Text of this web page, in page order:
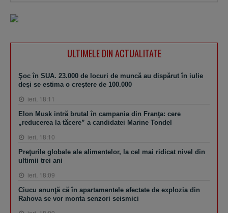
ULTIMELE DIN ACTUALITATE
Şoc în SUA. 23.000 de locuri de muncă au dispărut în iulie
deşi se estima o creştere de 100.000
ieri, 18:11
Elon Musk intră brutal în campania din Franţa: cere
„reducerea la tăcere” a candidatei Marine Tondel
ieri, 18:10
Preţurile globale ale alimentelor, la cel mai ridicat nivel din
ultimii trei ani
ieri, 18:09
Ciucu anunţă că în apartamentele afectate de explozia din
Rahova se vor monta senzori seismici